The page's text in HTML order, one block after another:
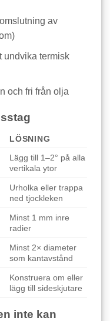
av
undvika termisk
och fri från olja
LÖSNING
Lägg till 1–2° på alla
vertikala ytor
Urholka eller trappa
ned tjockleken
Minst 1 mm inre
radier
Minst 2× diameter
som kantavstånd
Konstruera om eller
lägg till sideskjutare
inte kan